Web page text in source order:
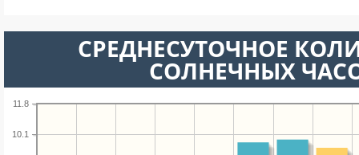
СРЕДНЕСУТОЧНОЕ
СОЛНЕЧНЫХ
10.1
11.8